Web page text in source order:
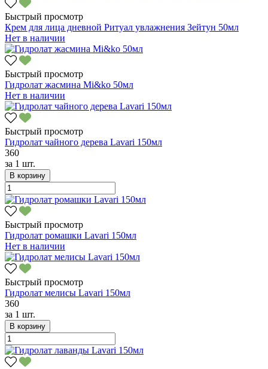
Быстрый просмотр
Крем для лица дневной Ритуал увлажнения Зейтун 50мл
Нет в наличии
Быстрый просмотр
Гидролат жасмина Mi&ko 50мл
Нет в наличии
Быстрый просмотр
Гидролат чайного дерева Lavari 150мл
360
за 1 шт.
В корзину
Быстрый просмотр
Гидролат ромашки Lavari 150мл
Нет в наличии
Быстрый просмотр
Гидролат мелисы Lavari 150мл
360
за 1 шт.
В корзину